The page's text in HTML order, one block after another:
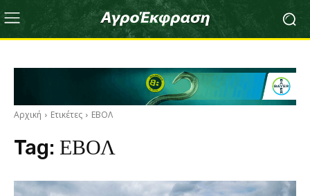
Αρχική Ετικέτες ΕΒΟΛ
Tag: ΕΒΟΛ